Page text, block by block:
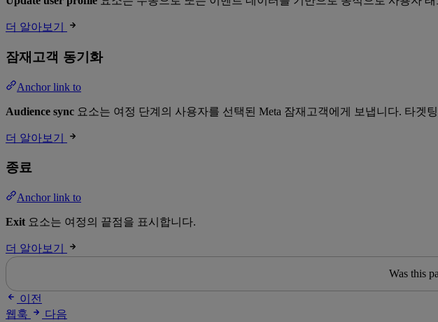
더 알아보기
잠재고객 동기화
Anchor link to
Audience sync 요소는 여정 단계의 사용자를 선택된 Meta 잠재고객에게 보냅니다. 타
더 알아보기
종료
Anchor link to
Exit 요소는 여정의 끝점을 표시합니다.
더 알아보기
Was this
이전
웹훅
다음